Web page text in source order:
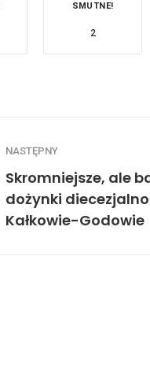
SMUTNE!
2
NASTĘPNY
Skromniejsze, ale
dożynki
Kałkowie-Godowie